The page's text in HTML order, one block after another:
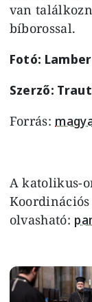
van
bíborossal.
Fotó:
Szerző:
Forrás:
A katolikus-
olvasható:
Image